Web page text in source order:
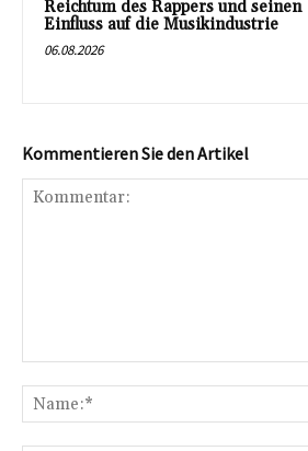
Reichtum des Rappers und seinen
Einfluss auf die Musikindustrie
06.08.2026
Kommentieren Sie den Artikel